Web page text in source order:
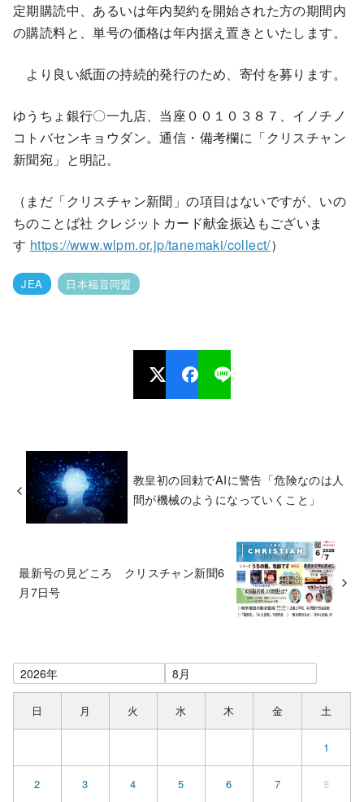
定期購読中、あるいは年内契約を開始された方の期間内
の購読料と、単号の価格は年内据え置きといたします。
より良い紙面の持続的発行のため、寄付を募ります。
ゆうちょ銀行〇一九店、当座００１０３８７、イノチノ
コトバセンキョウダン。通信・備考欄に「クリスチャン
新聞宛」と明記。
（まだ「クリスチャン新聞」の項目はないですが、いの
ちのことば社 クレジットカード献金振込もございま
す https://www.wlpm.or.jp/tanemaki/collect/）
JEA 日本福音同盟
教皇初の回勅でAIに警告「危険なのは人
間が機械のようになっていくこと」
最新号の見どころ クリスチャン新聞6
月7日号
日 月 火 水 木 金 土
1
2 3 4 5 6 7 8